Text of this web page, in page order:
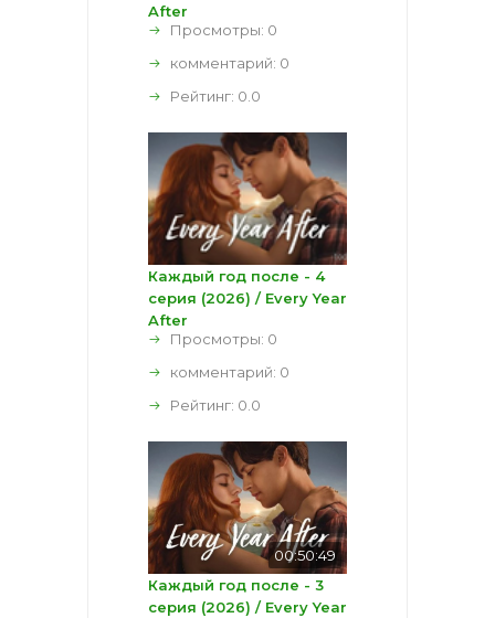
After
Просмотры: 0
комментарий: 0
Рейтинг: 0.0
Каждый год после - 4
серия (2026) / Every Year
After
Просмотры: 0
комментарий: 0
Рейтинг: 0.0
00:50:49
Каждый год после - 3
серия (2026) / Every Year